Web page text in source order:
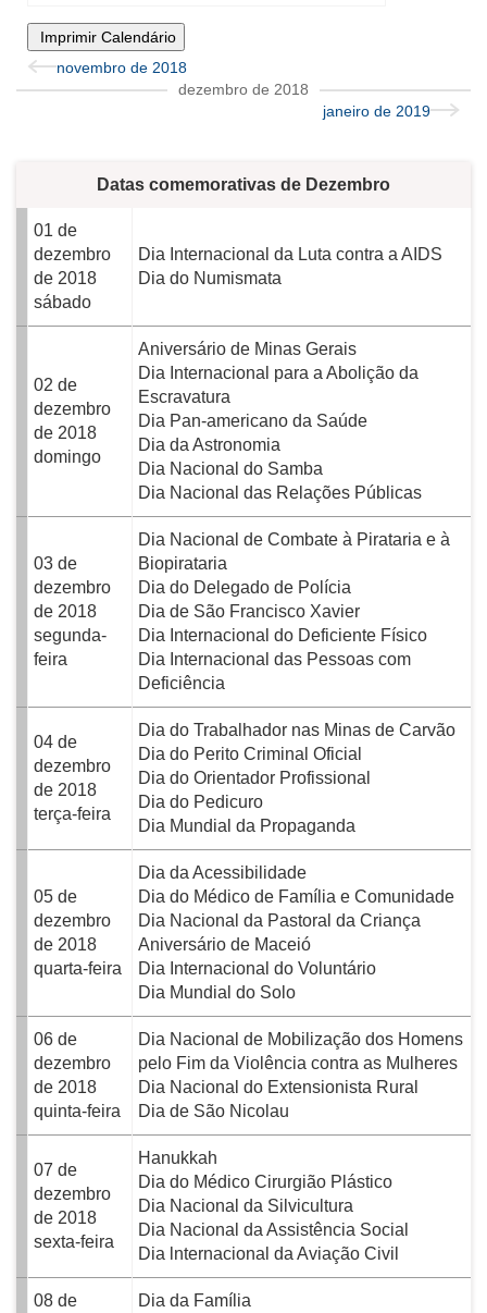
Imprimir Calendário
novembro de 2018
dezembro de 2018
janeiro de 2019
Datas comemorativas de Dezembro
01 de
dezembro
de 2018
sábado
Dia Internacional da Luta contra a AIDS
Dia do Numismata
02 de
dezembro
de 2018
domingo
Aniversário de Minas Gerais
Dia Internacional para a Abolição da
Escravatura
Dia Pan-americano da Saúde
Dia da Astronomia
Dia Nacional do Samba
Dia Nacional das Relações Públicas
03 de
dezembro
de 2018
segunda-
feira
Dia Nacional de Combate à Pirataria e à
Biopirataria
Dia do Delegado de Polícia
Dia de São Francisco Xavier
Dia Internacional do Deficiente Físico
Dia Internacional das Pessoas com
Deficiência
04 de
dezembro
de 2018
terça-feira
Dia do Trabalhador nas Minas de Carvão
Dia do Perito Criminal Oficial
Dia do Orientador Profissional
Dia do Pedicuro
Dia Mundial da Propaganda
05 de
dezembro
de 2018
quarta-feira
Dia da Acessibilidade
Dia do Médico de Família e Comunidade
Dia Nacional da Pastoral da Criança
Aniversário de Maceió
Dia Internacional do Voluntário
Dia Mundial do Solo
06 de
dezembro
de 2018
quinta-feira
Dia Nacional de Mobilização dos Homens
pelo Fim da Violência contra as Mulheres
Dia Nacional do Extensionista Rural
Dia de São Nicolau
07 de
dezembro
de 2018
sexta-feira
Hanukkah
Dia do Médico Cirurgião Plástico
Dia Nacional da Silvicultura
Dia Nacional da Assistência Social
Dia lnternacional da Aviação Civil
08 de
Dia da Família